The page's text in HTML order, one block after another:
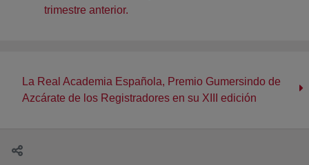
trimestre anterior.
La Real Academia Española, Premio Gumersindo de
Azcárate de los Registradores en su XIII edición